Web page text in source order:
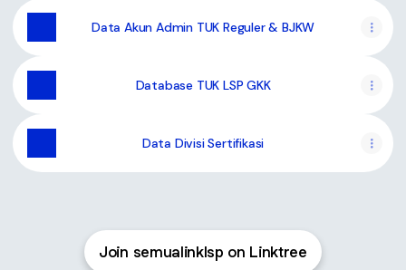
Data Akun Admin TUK Reguler & BJKW
Database TUK LSP GKK
Data Divisi Sertifikasi
Join semualinklsp on Linktree